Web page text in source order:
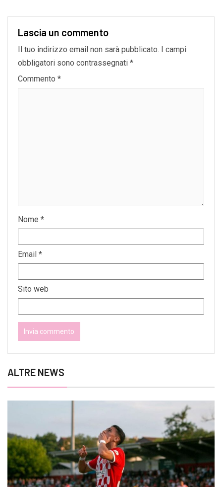
Lascia un commento
Il tuo indirizzo email non sarà pubblicato. I campi
obbligatori sono contrassegnati *
Commento *
Nome *
Email *
Sito web
ALTRE NEWS